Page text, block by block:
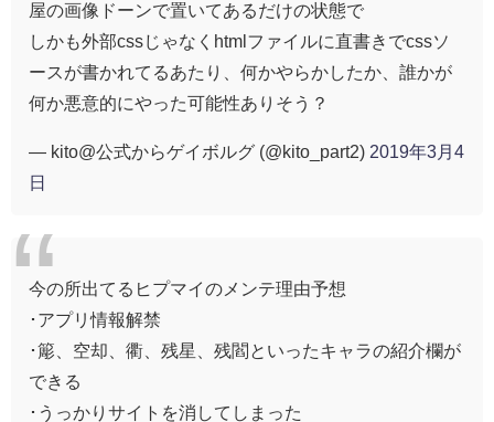
屋の画像ドーンで置いてあるだけの状態で
しかも外部cssじゃなくhtmlファイルに直書きでcssソ
ースが書かれてるあたり、何かやらかしたか、誰かが
何か悪意的にやった可能性ありそう？
— kito@公式からゲイボルグ (@kito_part2) 2019年3月4
日
今の所出てるヒプマイのメンテ理由予想
･アプリ情報解禁
･簓、空却、衢、残星、残閻といったキャラの紹介欄が
できる
･うっかりサイトを消してしまった